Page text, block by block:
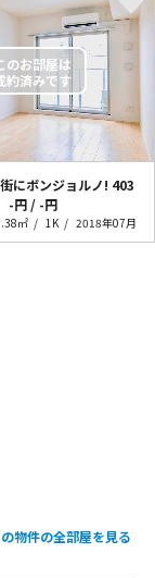
にボンジョルノ! 403
-円 / -円
㎡ 1K
2018年07月
の物件の全部屋を見る